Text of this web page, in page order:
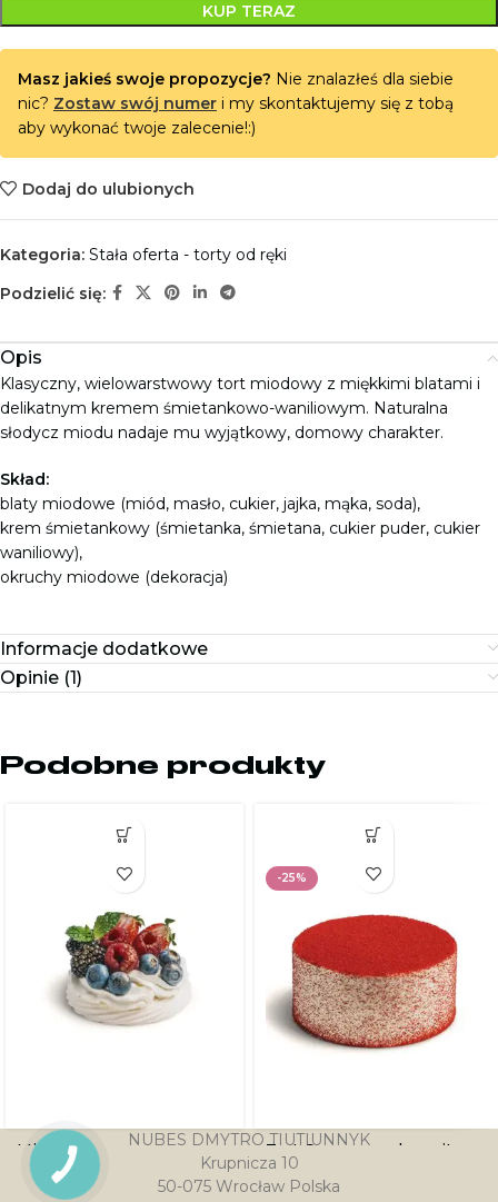
KUP TERAZ
Masz jakieś swoje propozycje? Nie znalazłeś dla siebie
nic? Zostaw swój numer i my skontaktujemy się z tobą
aby wykonać twoje zalecenie!:)
Dodaj do ulubionych
Kategoria: Stała oferta - torty od ręki
Podzielić się:
Opis
Klasyczny, wielowarstwowy tort miodowy z miękkimi blatami i
delikatnym kremem śmietankowo-waniliowym. Naturalna
słodycz miodu nadaje mu wyjątkowy, domowy charakter.
Skład:
blaty miodowe (miód, masło, cukier, jajka, mąka, soda),
krem śmietankowy (śmietanka, śmietana, cukier puder, cukier
waniliowy),
okruchy miodowe (dekoracja)
Informacje dodatkowe
Opinie (1)
Podobne produkty
Mini Bezy owocowe
16.00 zł
-25%
Tort Czerwony aksamit
168.00zł 126.00
NUBES DMYTRO TIUTIUNNYK
Krupnicza 10
50-075 Wrocław Polska
PRZYCISK
KONTAKTU